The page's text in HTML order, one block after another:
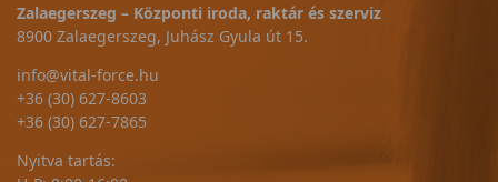
Zalaegerszeg – Központi iroda, raktár és szerviz
8900 Zalaegerszeg, Juhász Gyula út 15.
info@vital-force.hu
+36 (30) 627-8603
+36 (30) 627-7865
Nyitva tartás: